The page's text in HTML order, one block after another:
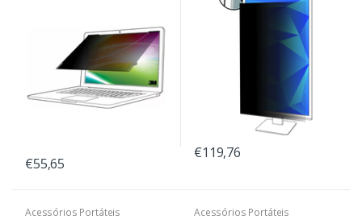
€55,65
€119,76
Acessórios Portáteis
Acessórios Portáteis